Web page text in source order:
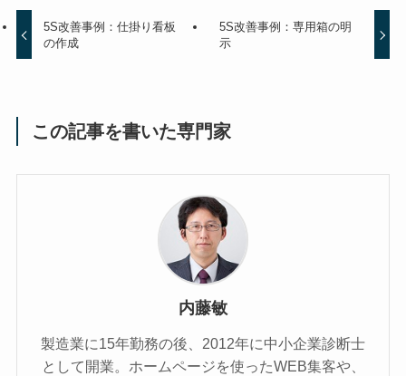
5S改善事例：仕掛り看板
の作成
5S改善事例：専用箱の明
示
この記事を書いた専門家
内藤敏
製造業に15年勤務の後、2012年に中小企業診断士
として開業。ホームページを使ったWEB集客や、